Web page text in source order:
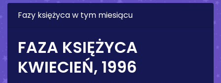
Fazy księżyca w tym miesiącu
FAZA KSIĘŻYCA
KWIECIEŃ, 1996